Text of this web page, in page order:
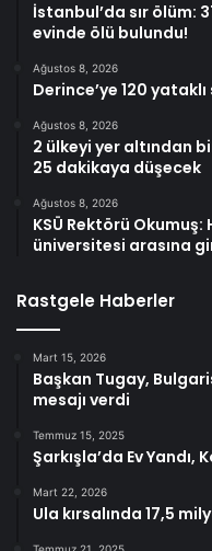
İstanbul’da sır ölüm:
evinde ölü bulundu!
Ağustos 8, 2026
Derince’ye 120
Ağustos 8, 2026
2 ülkeyi yer altından
25 dakikaya düşecek
Ağustos 8, 2026
KSÜ Rektörü
üniversitesi arasına
Rastgele Haberler
Mart 15, 2026
Başkan Tugay,
mesajı verdi
Temmuz 15, 2025
Şarkışla’da Ev Yandı,
Mart 22, 2026
Ula kırsalında 17,5